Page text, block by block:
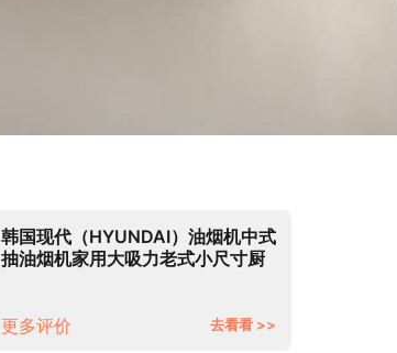
韩国现代（HYUNDAI）油烟机中式
抽油烟机家用大吸力老式小尺寸厨
（上门安装）
更多评价 去看看 >>